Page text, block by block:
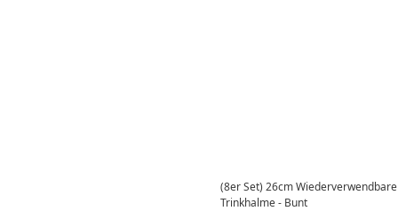
(8er Set) 26cm
Trinkhalme - Bunt